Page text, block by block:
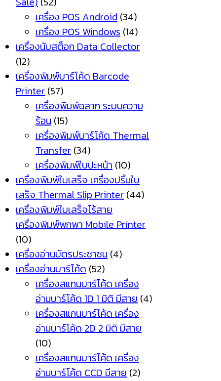
เครื่อง POS Android (34)
เครื่อง POS Windows (14)
เครื่องนับสต็อก Data Collector
(12)
เครื่องพิมพ์บาร์โค้ด Barcode
Printer (57)
เครื่องพิมพ์ฉลาก ระบบความ
ร้อน (15)
เครื่องพิมพ์บาร์โค้ด Thermal
Transfer (34)
เครื่องพิมพ์ใบปะหน้า (10)
เครื่องพิมพ์ใบเสร็จ เครื่องปริ้นใบ
เสร็จ Thermal Slip Printer (44)
เครื่องพิมพ์ใบเสร็จไร้สาย
เครื่องพิมพ์พกพา Mobile Printer
(10)
เครื่องอ่านบัตรประชาชน (4)
เครื่องอ่านบาร์โค้ด (52)
เครื่องสแกนบาร์โค้ด เครื่อง
อ่านบาร์โค้ด 1D 1 มิติ มีสาย (4)
เครื่องสแกนบาร์โค้ด เครื่อง
อ่านบาร์โค้ด 2D 2 มิติ มีสาย
(10)
เครื่องสแกนบาร์โค้ด เครื่อง
อ่านบาร์โค้ด CCD มีสาย (2)